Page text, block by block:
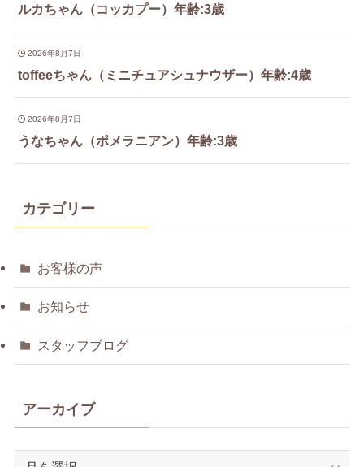
ルカちゃん（コッカプー）年齢:3歳
2026年8月7日
toffeeちゃん（ミニチュアシュナウザー）年齢:4歳
2026年8月7日
うなちゃん（ポメラニアン）年齢:3歳
カテゴリー
お客様の声
お知らせ
スタッフブログ
アーカイブ